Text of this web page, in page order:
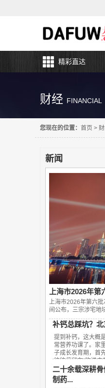
精彩直达
财经 FINANCIAL
您现在的位置： 首页 >
新闻
上海市2026年
上海市2026年第六
间公布，‌三宗涉宅地
补钙总踩坑？
提到补钙，这大概
常营养功课了。家
子成长发育期，首
往往停留在“吃进去
二十余载深耕
制药...